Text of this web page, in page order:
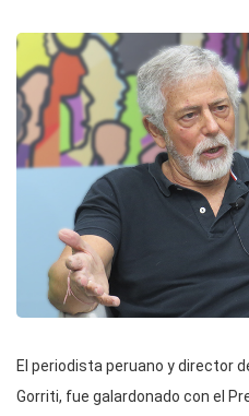
El periodista peruano y director
Gorriti, fue galardonado con el